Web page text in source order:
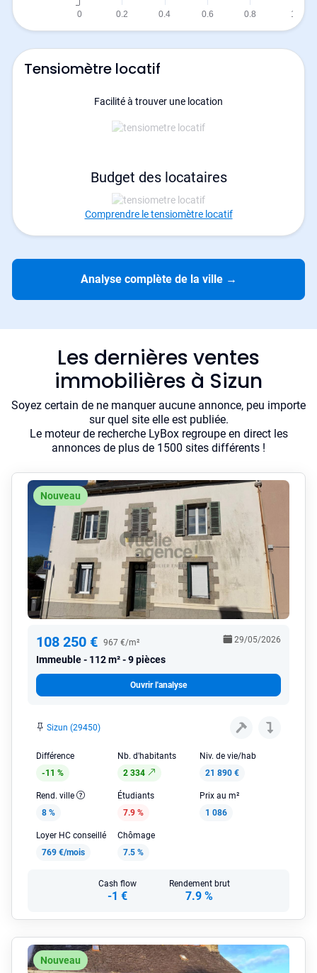
Tensiomètre locatif
Facilité à trouver une location
Budget des locataires
Comprendre le tensiomètre locatif
Analyse complète de la ville →
Les dernières ventes
immobilières à Sizun
Soyez certain de ne manquer aucune annonce, peu importe
sur quel site elle est publiée.
Le moteur de recherche LyBox regroupe en direct les
annonces de plus de 1500 sites différents !
Nouveau
108 250 € 967 €/m²
Immeuble 112 m² - 9 pièces
29/05/2026
Ouvrir l'analyse
Sizun (29450)
Différence
-11 %
Nb. d'habitants
2 334
Niv. de vie/hab
21 890 €
Rend. ville
8 %
Étudiants
7.9 %
Prix au m²
1 086
Loyer HC conseillé
769 €/mois
Chômage
7.5 %
Cash flow
-1 €
Rendement brut
7.9 %
Nouveau